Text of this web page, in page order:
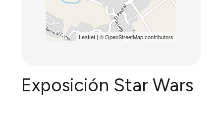
Leaflet| ©OpenStreetMapcontributors
Exposición Star Wars